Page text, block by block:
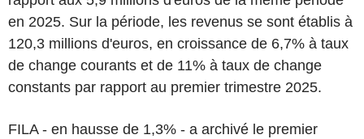
en 2025. Sur la période, les revenus se sont établis à
120,3 millions d'euros, en croissance de 6,7% à taux
de change courants et de 11% à taux de change
constants par rapport au premier trimestre 2025.
FILA - en hausse de 1,3% - a archivé le premier